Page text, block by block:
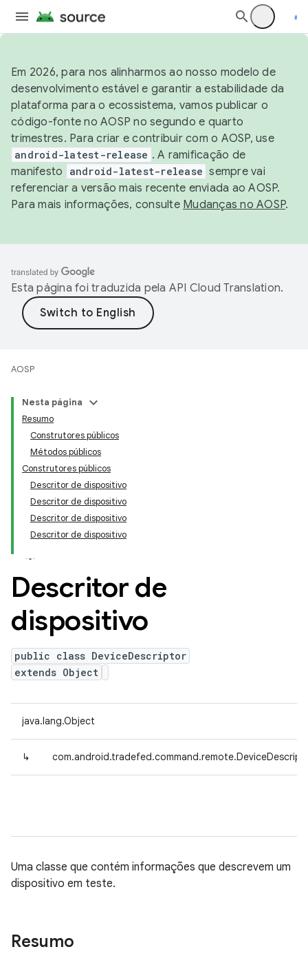
Em 2026, para nos alinharmos ao nosso modelo de
desenvolvimento estável e garantir a estabilidade da
plataforma para o ecossistema, vamos publicar o
código-fonte no AOSP no segundo e quarto
trimestres. Para criar e contribuir com o AOSP, use
android-latest-release . A ramificação de
manifesto
android-latest-release sempre vai
referenciar a versão mais recente enviada ao AOSP.
Para mais informações, consulte Mudanças no AOSP.
Esta página foi traduzida pela API Cloud Translation.
AOSP
Nesta página
Resumo
Construtores públicos
Métodos públicos
Construtores públicos
Descritor de dispositivo
Descritor de dispositivo
Descritor de dispositivo
Descritor de dispositivo
Descritor de
dispositivo
public class DeviceDescriptor
extends Object
java.lang.Object
↳
Uma classe que contém informações que descrevem um
dispositivo em teste.
Resumo